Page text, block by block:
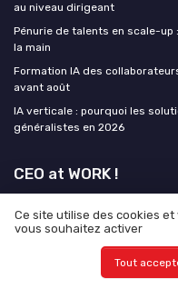
au niveau dirigeant
Pénurie de talents en scale-
la main
Formation IA des
avant août
IA verticale : pourquoi les
généralistes en 2026
CEO at WORK !
Mentions légales
Enquête
Ce site utilise des cookies
vous souhaitez activer
Tout